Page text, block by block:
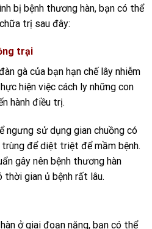
bị bệnh thương hàn, bạn có thể
trị sau đây:
trại
gà của bạn hạn chế lây nhiễm
hiện việc cách ly những con
hành điều trị.
ngưng sử dụng gian chuồng có
để diệt triệt để mầm bệnh.
gây nên bệnh thương hàn
gian ủ bệnh rất lâu.
ở giai đoạn nặng, bạn có thể